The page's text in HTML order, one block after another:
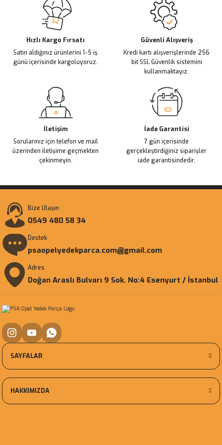
Ürün açıklamasında eksik bilgiler bulunuyor.
Ürün bilgilerinde hatalar bulunuyor.
Ürün fiyatı diğer sitelerden daha pahalı.
Bu ürüne benzer farklı alternatifler olmalı.
Hızlı Kargo Fırsatı
Satın aldığınız ürünlerini 1-5 iş
günü içerisinde kargoluyoruz.
Güvenli Alışveriş
Kredi kartı alışverişlerinde 256
bit SSL Güvenlik sistemini
kullanmaktayız.
İletişim
Sorularınız için telefon ve mail
üzerinden iletişime geçmekten
çekinmeyin.
İade Garantisi
7 gün içerisinde
gerçekleştirdiğiniz siparişler
iade garantisindedir.
Bize Ulaşın
0549 480 58 34
Destek
psaopelyedekparca.com@gmail.com
Adres
Doğan Araslı Bulvarı 9 Sok. No:4 Esenyurt / İstanbul
SAYFALAR
HAKKIMIZDA